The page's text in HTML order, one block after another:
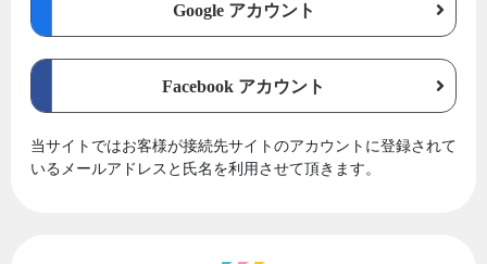
Google アカウント
Facebook アカウント
当サイトではお客様が接続先サイトのアカウントに登録されて
いるメールアドレスと氏名を利用させて頂きます。